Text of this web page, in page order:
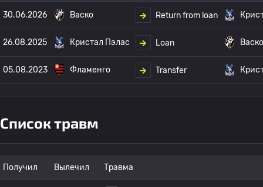
30.06.2026 Васко Return from loan
26.08.2025 Кристал Пэлас Loan Васко
05.08.2023 Фламенго Transfer
Список травм
Получил Вылечил Травма